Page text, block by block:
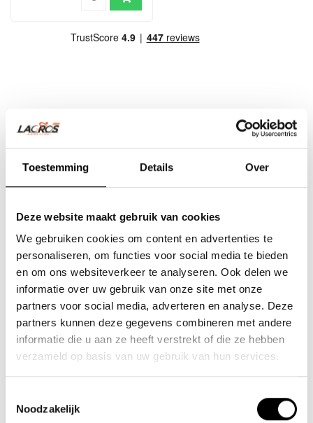
Toestemming Details Over
Deze website maakt gebruik van cookies
We gebruiken cookies om content en advertenties te
personaliseren, om functies voor social media te bieden
en om ons websiteverkeer te analyseren. Ook delen we
informatie over uw gebruik van onze site met onze
partners voor social media, adverteren en analyse. Deze
partners kunnen deze gegevens combineren met andere
informatie die u aan ze heeft verstrekt of die ze hebben
verzameld op basis van uw gebruik van hun services.
Noodzakelijk
Nieuwe Eerdsebaan 16, 5482 VS Schijndel Nederland
CoC no.: 62140957